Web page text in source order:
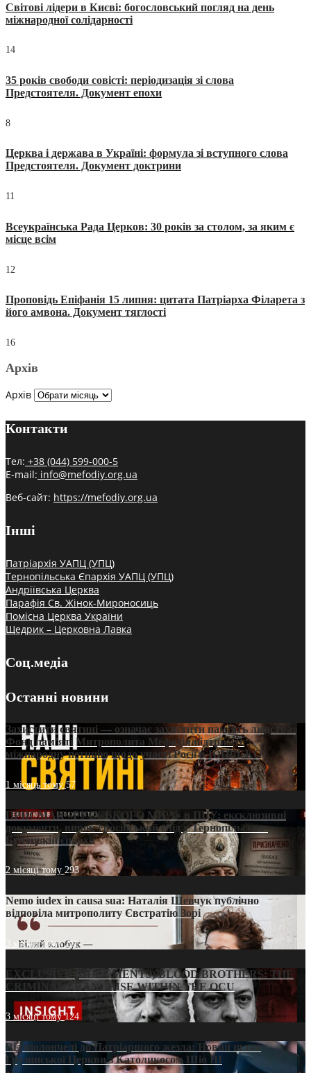
Світові лідери в Києві: богословський погляд на день
міжнародної солідарності
14
35 років свободи совісті: періодизація зі слова
Предстоятеля. Документ епохи
8
Церква і держава в Україні: формула зі вступного слова
Предстоятеля. Документ доктрини
11
Всеукраїнська Рада Церков: 30 років за столом, за яким є
місце всім
12
Проповідь Епіфанія 15 липня: цитата Патріарха Філарета з
його амвона. Документ тяглості
16
Архів
Архів
Контакти
Тел: +38 (044) 599-000-5
E-mail: info@mefodiy.org.ua
Веб-сайт: https://mefodiy.org.ua
Інші
Патріархія УАПЦ (УПЦ)
Тернопільська Єпархія УАПЦ (УПЦ)
Андріївська Церква
Парафія Св. Жінок-Мироносиць
Помісна Церква України
Щедрик – Церковна Лавка
Соц.медіа
Останні новини
Захистити святині — означає захистити пам’ять людства:
Фонд пам’яті Митрополита Мефодія підтримує
міжнародну петицію щодо участі Росії в ЮНЕСКО
1 місяць тому57
ПРИСМАК «РУССЬКОГО МІРА» в ПЦУ: ексклюзивні
документи, вирок і російський слід у Тернопільсько-
Бучацькій єпархії
2 місяці тому 293
Nemo iudex in causa sua: Наталія Шевчук публічно
відповіла митрополиту Євстратію Зорі
3 місяці тому211
EXCLUSIVE (DOCUMENTS)/BLOOD BROTHERS: THE
CRIMINAL FRANCHISE WITHIN THE OCU
3 місяці тому124
Від віолончелі до Патріаршого жезла: Новий шлях
Грузинської Церкви з Католикосом Шіо III